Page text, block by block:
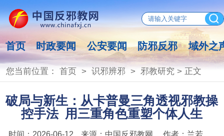
首页 时政要闻 公安要闻 防邪反邪 域外之
您当前位置： 首页> 识邪辨邪 > 邪教研究 > 正文
破局与新生：从卡普曼三角透视邪教操
控手法 用三重角色重塑个体人生
时间： 2026-06-12 来源： 中国反邪教网 作者： 兰若